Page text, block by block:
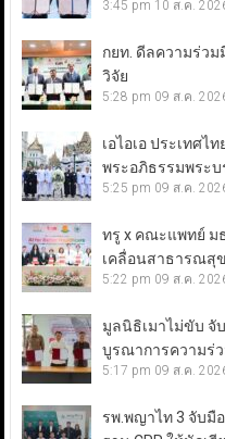
3:45 pm 10 ส.ค.
กยท. ดีลความร่วม
วิจัย
5:28 pm 09 ส.ค.
เอไอเอ ประเทศไ
พระอภิธรรมพระ
5:25 pm 09 ส.ค.
ทรู x คณะแพทย์ ม
เคลื่อนสาธารณสุข
5:22 pm 09 ส.ค.
มูลนิธิเมาไม่ขับ จั
บูรณาการความร่ว
5:17 pm 09 ส.ค.
รพ.พญาไท 3 จับมื